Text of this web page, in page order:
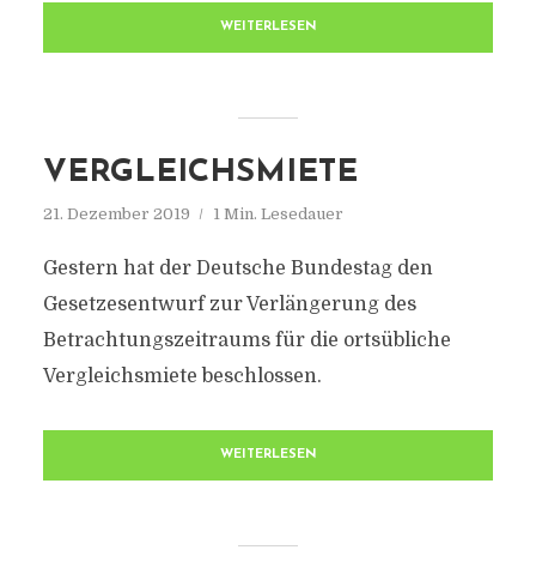
WEITERLESEN
VERGLEICHSMIETE
21. Dezember 2019 1 Min. Lesedauer
Gestern hat der Deutsche Bundestag den
Gesetzesentwurf zur Verlängerung des
Betrachtungszeitraums für die ortsübliche
Vergleichsmiete beschlossen.
WEITERLESEN